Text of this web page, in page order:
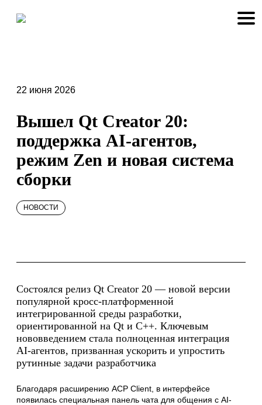
22 июня 2026
Вышел Qt Creator 20:
поддержка AI-агентов,
режим Zen и новая система
сборки
НОВОСТИ
Состоялся релиз Qt Creator 20 — новой версии
популярной кросс-платформенной
интегрированной среды разработки,
ориентированной на Qt и C++. Ключевым
нововведением стала полноценная интеграция
AI-агентов, призванная ускорить и упростить
рутинные задачи разработчика
Благодаря расширению ACP Client, в интерфейсе
появилась специальная панель чата для общения с AI-